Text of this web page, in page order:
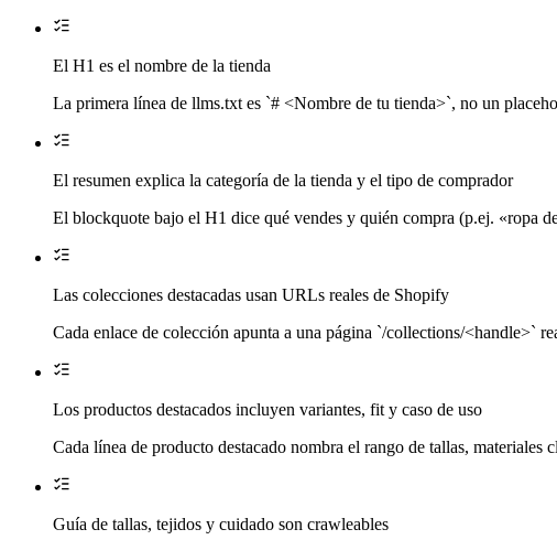
El H1 es el nombre de la tienda
La primera línea de llms.txt es `# <Nombre de tu tienda>`, no un
El resumen explica la categoría de la tienda y el tipo de comprador
El blockquote bajo el H1 dice qué vendes y quién compra (p.ej. «ropa
Las colecciones destacadas usan URLs reales de Shopify
Cada enlace de colección apunta a una página `/collections/<handle>`
Los productos destacados incluyen variantes, fit y caso de uso
Cada línea de producto destacado nombra el rango de tallas, materiales
Guía de tallas, tejidos y cuidado son crawleables